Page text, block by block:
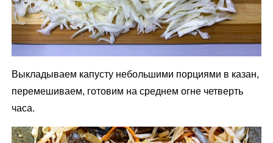
Выкладываем капусту небольшими порциями в казан,
перемешиваем, готовим на среднем огне четверть
часа.